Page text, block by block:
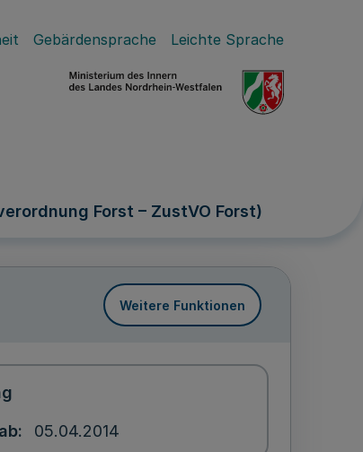
Gebärdensprache Leichte Sprache
Forst – ZustVO Forst)
Weitere Funktionen
05.04.2014